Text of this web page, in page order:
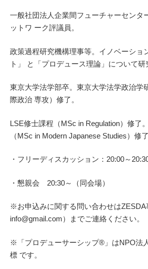
一般社団法人企業間フューチャーセンタ
ットワ ーク評議員。
政策過程研究機構理事等。イノベーショ
ト」 と「プロデュース理論」について研
東京大学法学部卒。東京大学法学政治学
際政治 専攻）修了。
LSE修士課程（MSc in Regulation）修了
（MSc in Modern Japanese Studies）修了
・フリーディスカッション：20:00～
・懇親会 20:30～（同会場）
※お申込みに関する問い合わせはZESDA
info@gmail.com）までご連絡ください。
※「プロデューサーシップ®」はNPO法
標 です。